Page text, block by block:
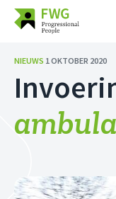
NIEUWS 1 OKTOBER 2020